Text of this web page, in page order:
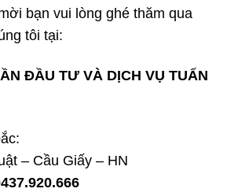
bạn vui lòng ghé thăm qua
tôi tại:
ĐẦU TƯ VÀ DỊCH VỤ TUẤN
– Cầu Giấy – HN